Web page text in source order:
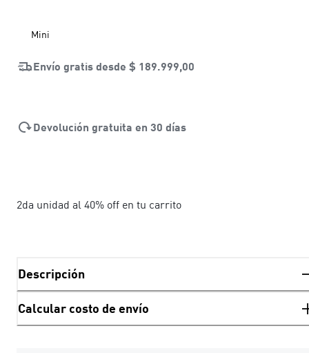
Mini
Envío gratis desde $ 189.999,00
Devolución gratuita en 30 días
2da unidad al 40% off en tu carrito
Descripción
Calcular costo de envío